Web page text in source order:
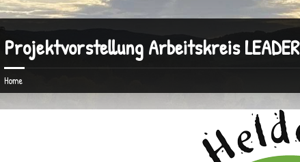
Projektvorstellung Arbeitskreis LEADER
Home